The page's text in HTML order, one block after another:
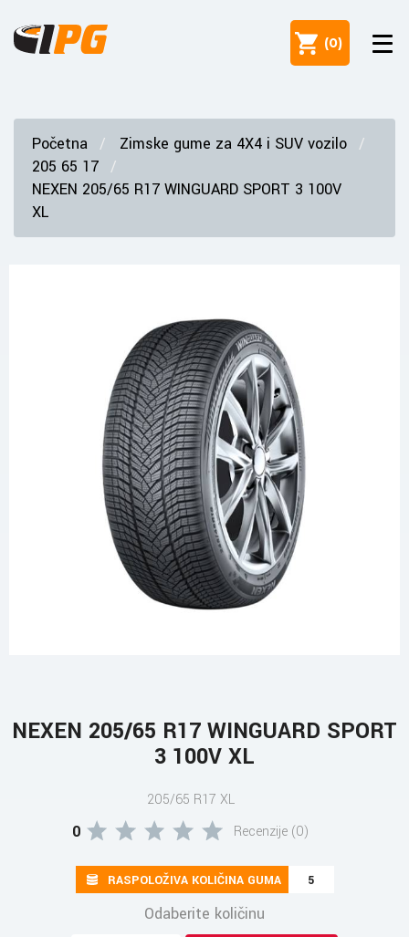
(0)
Početna
Zimske gume za 4X4 i SUV vozilo
205 65 17
NEXEN 205/65 R17 WINGUARD SPORT 3 100V
XL
NEXEN 205/65 R17 WINGUARD SPORT
3 100V XL
205/65 R17 XL
0 Recenzije (0)
RASPOLOŽIVA KOLIČINA GUMA 5
Odaberite količinu